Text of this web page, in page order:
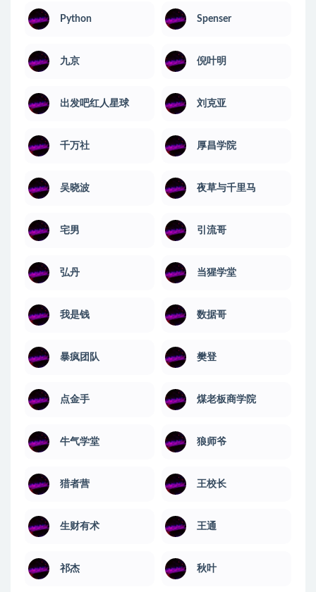
Python Spenser
九京 倪叶明
出发吧红人星球 刘克亚
千万社 厚昌学院
吴晓波 夜草与千里马
宅男 引流哥
弘丹 当猩学堂
我是钱 数据哥
暴疯团队 樊登
点金手 煤老板商学院
牛气学堂 狼师爷
猎者营 王校长
生财有术 王通
祁杰 秋叶